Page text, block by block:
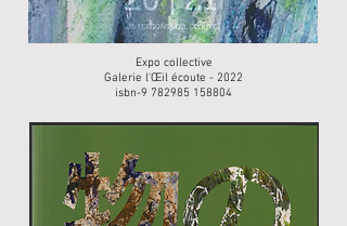
Expo collective
Galerie l'Œil écoute - 2022
isbn-9 782985 158804